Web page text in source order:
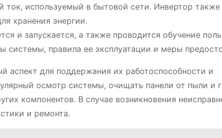
ток, используемый в бытовой сети. Инвертор
хранения энергии.
и запускается, а также проводится обучение
системы, правила ее эксплуатации и меры
аспект для поддержания их работоспособности и
осмотр системы, очищать панели от пыли и
компонентов. В случае возникновения
и ремонта.